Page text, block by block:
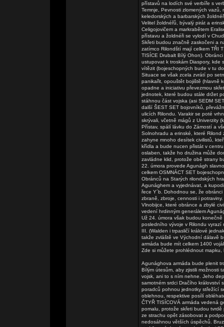
přístavů na lodích své verbíře s
Temnje, Pevnosti zlomených
keledorských a barbarských
Velitel žoldnéřů, bývalý pirát a
Celigojovičem a markrabětem
přístavu a žoldnéři se vylodí v
Skřeti budou značně zaskočeni a
zatímco Rilondští mají celkem TŘI
TISÍCE Drubalt Bílý Ohon).
ustupovat k troskám Diaspory,
vítězit (bojeschopných bude v tu
Situace se však zcela zvrátí po
panikařit, opouštět bojiště (hlavně
opadne a iniciativu převezmou
jednotek, které budou stále držet
stáhnou část vojska (asi SEDM
další ŠEST SET bojovníků,
ulicích Rilondu. Varakir se poté
skrývali, včetně mágů z Univerzity
Přístav, spálí lávku do Zámostí a
Solnohradu a erinské, které Rilond
zahyne mnoho desítek civilistů,
křídla a bude nucen přistát v
oslaben, takže ho družina může
zavládne klid, protože obě strany
22. úmora provede Agunágh
celkem OSMNÁCT SET
Obránců na Starých rilondských
Agunághem a vyjednávat, a
řece Y´b. Dohodnou se, že
zbraně, zbroje, cennosti i
Vlnobijce, které obránce a zbylé
vedení hrdinným generálem
Už 24. úmora však budou
posledního vývoje v Rilondu vyrazí
III. (Walden i trpasličí králové
takže zvláště ve Východní dálavě
armáda bude mít celkem 1400
Zde si můžete prohlédnout
Agunághova armáda bude plenit
Bílým útesům, aby zjistili možnosti
vojsk, ani to s ním nehne. Jeho
samotném srdci Dračího království
poradců pohnou jednotky střežící
oblehnou, respektive posílí
ČTYŘ TISÍCOVÁ armáda vedená
pomalu, protože skřeti budou
ze strachu opět zásobovat a
nedosáhnou větších úspěchů.